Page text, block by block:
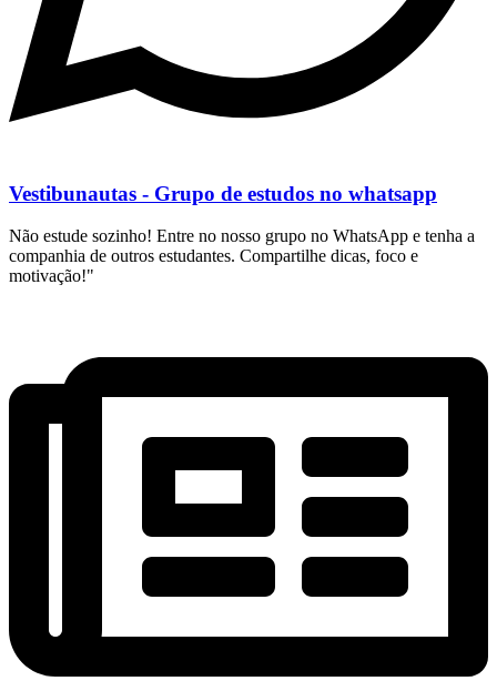
Vestibunautas - Grupo de estudos no whatsapp
Não estude sozinho! Entre no nosso grupo no WhatsApp e tenha a
companhia de outros estudantes. Compartilhe dicas, foco e
motivação!"